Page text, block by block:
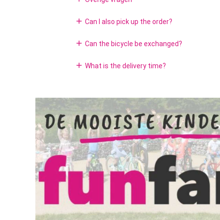
add Can I also pick up the order?
add Can the bicycle be exchanged?
add What is the delivery time?